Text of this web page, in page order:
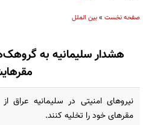
صفحه نخست »بین الملل
هشدار سلیمانیه به
نیروهای امنیتی در سلیمانیه عراق
مقرهای خود را تخلیه کنند.